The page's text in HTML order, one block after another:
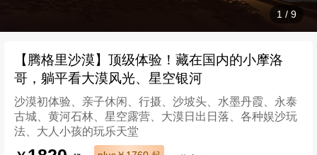
1 / 9
【腾格里沙漠】顶级体验！藏在国内的小摩洛
哥，躺平看大漠风光、星空银河
沙漠初体验、亲子休闲、行摄、沙坡头、水墨丹霞、永泰
古城、黄河石林、星空露营、大漠日出日落、各种娱沙玩
法、大人小孩的玩乐天堂